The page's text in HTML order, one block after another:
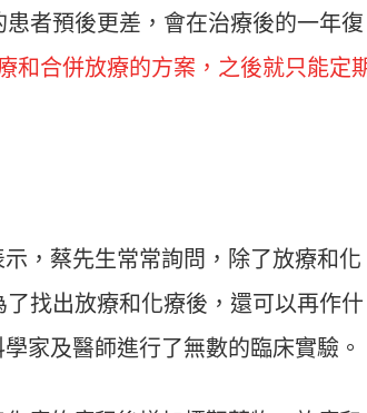
者預後更差，會在治療後的一年復
和合併放療的方案，之後就只能定
，蔡先生常常詢問，除了放療和化
找出放療和化療後，還可以再作什
家及醫師進行了無數的臨床實驗。